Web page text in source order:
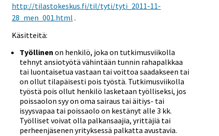
http://tilastokeskus.fi/til/tyti/tyti_2011-11-
28_men_001.html .
Käsitteitä:
Työllinen on henkilö, joka on tutkimusviikolla
tehnyt ansiotyötä vähintään tunnin rahapalkkaa
tai luontaisetua vastaan tai voittoa saadakseen tai
on ollut tilapäisesti pois työstä. Tutkimusviikolla
työstä pois ollut henkilö lasketaan työlliseksi, jos
poissaolon syy on oma sairaus tai äitiys- tai
isyysvapaa tai poissaolo on kestänyt alle 3 kk.
Työlliset voivat olla palkansaajia, yrittäjiä tai
perheenjäsenen yrityksessä palkatta avustavia.